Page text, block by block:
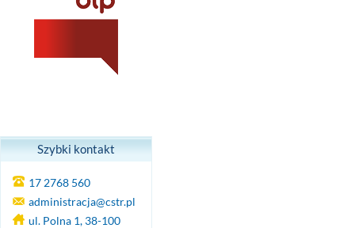
Szybki kontakt
17 2768 560
administracja@cstr.pl
ul. Polna 1, 38-100